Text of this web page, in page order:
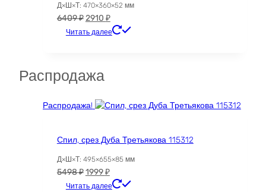
Д×Ш×Т: 470×360×52 мм
6409₽ Первоначальная
цена
2910 ₽Текущая
цена:
Читать далее
Распродажа
Распродажа!
Спил, срез Дуба Третьякова 115312
Д×Ш×Т: 495×655×85 мм
5498₽Первоначальная
цена
1999₽Текущая
цена:
Читать далее